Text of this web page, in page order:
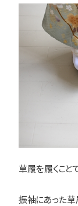
草履を履くこと
振袖にあった草